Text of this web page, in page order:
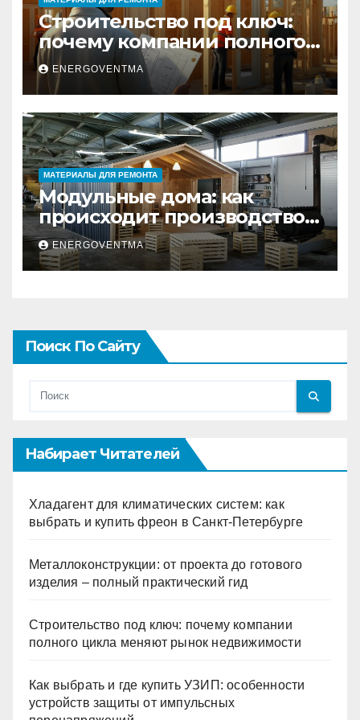
Строительство под ключ:
почему компании полного
цикла меняют рынок
недвижимости
ENERGOVENTMA
МАТЕРИАЛЫ ДЛЯ РЕМОНТА
Модульные дома: как
происходит производство
и почему это выгодно
ENERGOVENTMA
Поиск По Сайту
Набирает Читателей
Хладагент для климатических систем: как
выбрать и купить фреон в Санкт-Петербурге
Металлоконструкции: от проекта до готового
изделия – полный практический гид
Строительство под ключ: почему компании
полного цикла меняют рынок недвижимости
Как выбрать и где купить УЗИП: особенности
устройств защиты от импульсных